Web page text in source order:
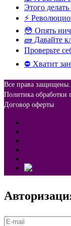
Этого делать
⚡️
😳 Опять
🧱 Давайте
Проверьте
⛔️ Хватит
Все права
Политика обработки
Договор оферты